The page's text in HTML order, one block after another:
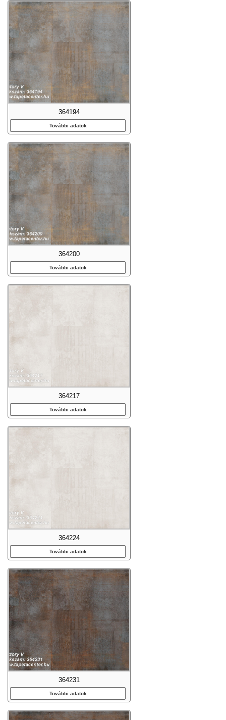
364194
További adatok
364200
További adatok
364217
További adatok
364224
További adatok
364231
További adatok